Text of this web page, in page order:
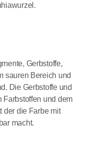
Gerbstoffe,
sauren Bereich und
Die Gerbstoffe und
Farbstoffen und dem
der die Farbe mit
macht.